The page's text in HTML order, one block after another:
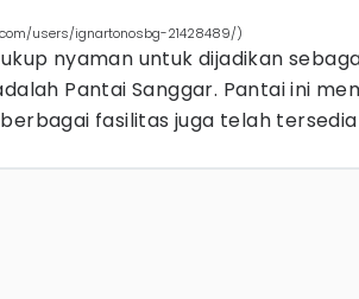
users/ignartonosbg-21428489/)
nyaman untuk dijadikan
Pantai Sanggar. Pantai ini
fasilitas juga telah